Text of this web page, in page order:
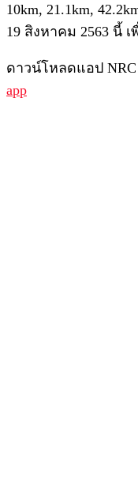
10km, 21.1km,
19 สิงหาคม 2563 นี้
ดาวน์โหลดแอป
app